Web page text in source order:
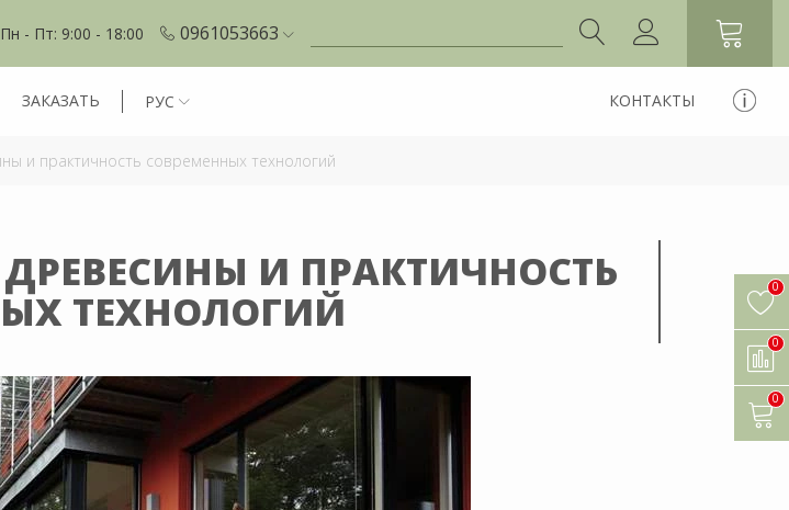
Пн - Пт: 9:00 - 18:00 0961053663
ЗАКАЗАТЬ РУС КОНТАКТЫ
и практичность современных технологий
И ПРАКТИЧНОСТЬ
ТЕХНОЛОГИЙ
0
0
0